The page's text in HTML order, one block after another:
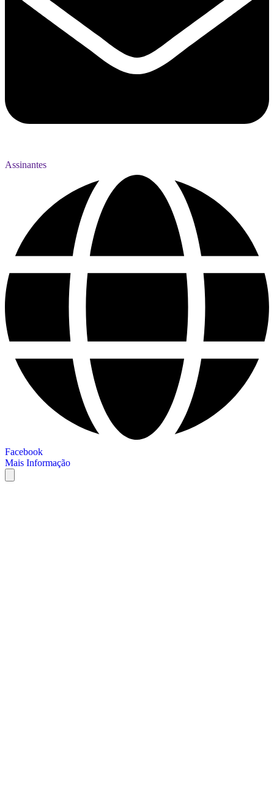
Assinantes
Facebook
Mais Informação